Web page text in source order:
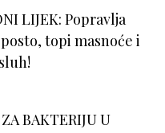
LIJEK: Popravlja
topi masnoće i
BAKTERIJU U